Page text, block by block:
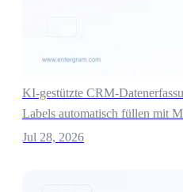
KI-gestützte CRM-
Labels automatisch füllen mit
Jul 28, 2026